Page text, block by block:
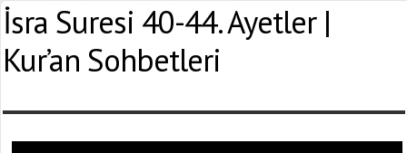
İsra Suresi 40-44. Ayetler |
Kur’an Sohbetleri
Yaşadığınız Hatanın Ayrıntıları